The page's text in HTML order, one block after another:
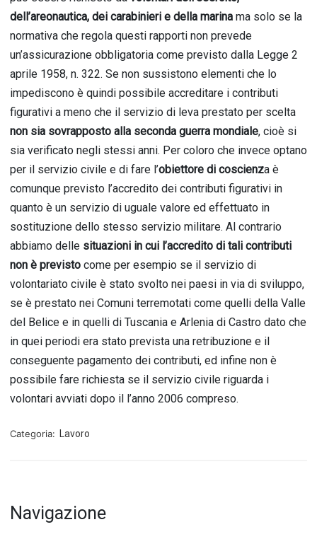
dell’areonautica, dei carabinieri e della marina ma solo se la
normativa che regola questi rapporti non prevede
un’assicurazione obbligatoria come previsto dalla Legge 2
aprile 1958, n. 322. Se non sussistono elementi che lo
impediscono è quindi possibile accreditare i contributi
figurativi a meno che il servizio di leva prestato per scelta
non sia sovrapposto alla seconda guerra mondiale, cioè si
sia verificato negli stessi anni. Per coloro che invece optano
per il servizio civile e di fare l’obiettore di coscienza è
comunque previsto l’accredito dei contributi figurativi in
quanto è un servizio di uguale valore ed effettuato in
sostituzione dello stesso servizio militare. Al contrario
abbiamo delle situazioni in cui l’accredito di tali contributi
non è previsto come per esempio se il servizio di
volontariato civile è stato svolto nei paesi in via di sviluppo,
se è prestato nei Comuni terremotati come quelli della Valle
del Belice e in quelli di Tuscania e Arlenia di Castro dato che
in quei periodi era stato prevista una retribuzione e il
conseguente pagamento dei contributi, ed infine non è
possibile fare richiesta se il servizio civile riguarda i
volontari avviati dopo il l’anno 2006 compreso.
Categoria: Lavoro
Navigazione